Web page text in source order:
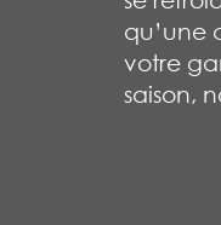
qu’une
votre
saison,